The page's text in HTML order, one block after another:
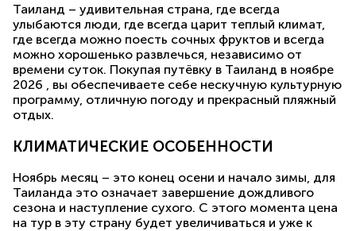
Таиланд – удивительная страна, где всегда
улыбаются люди, где всегда царит теплый климат,
где всегда можно поесть сочных фруктов и всегда
можно хорошенько развлечься, независимо от
времени суток. Покупая путёвку в Таиланд в ноябре
2026 , вы обеспечиваете себе нескучную культурную
программу, отличную погоду и прекрасный пляжный
отдых.
КЛИМАТИЧЕСКИЕ ОСОБЕННОСТИ
Ноябрь месяц – это конец осени и начало зимы, для
Таиланда это означает завершение дождливого
сезона и наступление сухого. С этого момента цена
на тур в эту страну будет увеличиваться и уже к